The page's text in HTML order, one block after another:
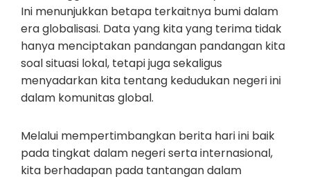
Ini menunjukkan betapa terkaitnya bumi dalam
era globalisasi. Data yang kita yang terima tidak
hanya menciptakan pandangan pandangan kita
soal situasi lokal, tetapi juga sekaligus
menyadarkan kita tentang kedudukan negeri ini
dalam komunitas global.
Melalui mempertimbangkan berita hari ini baik
pada tingkat dalam negeri serta internasional,
kita berhadapan pada tantangan dalam